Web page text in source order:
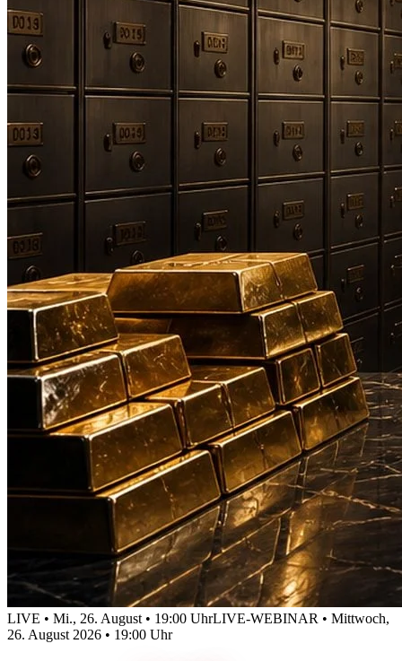
LIVE • Mi., 26. August • 19:00 UhrLIVE-WEBINAR • Mittwoch,
26. August 2026 • 19:00 Uhr